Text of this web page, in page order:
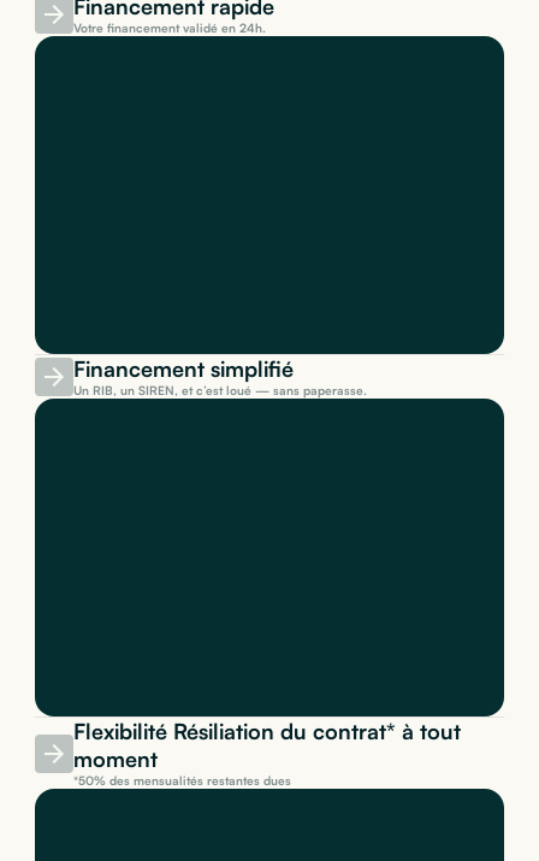
Financement rapide
Votre financement validé en 24h.
Financement simplifié
Un RIB, un SIREN, et c’est loué — sans paperasse.
Flexibilité Résiliation du contrat* à tout
moment
*50% des mensualités restantes dues